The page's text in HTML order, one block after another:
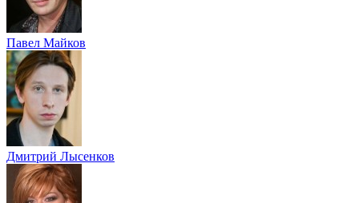
Павел Майков
Дмитрий Лысенков